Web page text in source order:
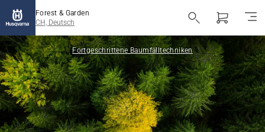
Forest & Garden
CH, Deutsch
Fortgeschrittene Baumfälltechniken